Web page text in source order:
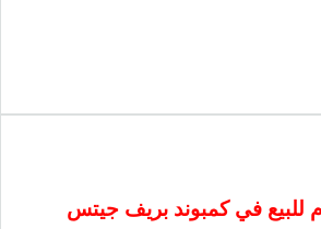
كمبوند بريف جيتس